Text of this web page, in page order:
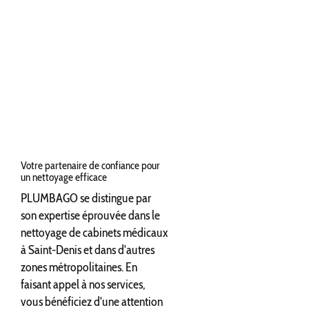
Votre partenaire de confiance pour
un nettoyage efficace
PLUMBAGO se distingue par
son expertise éprouvée dans le
nettoyage de cabinets médicaux
à Saint-Denis et dans d'autres
zones métropolitaines. En
faisant appel à nos services,
vous bénéficiez d'une attention